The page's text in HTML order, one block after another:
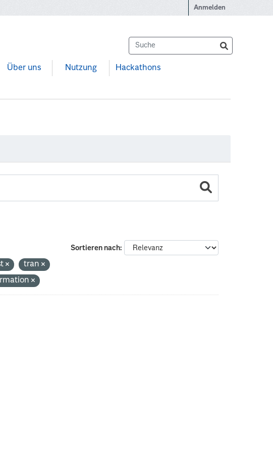
Anmelden
Über uns Nutzung Hackathons
Sortieren nach
tran